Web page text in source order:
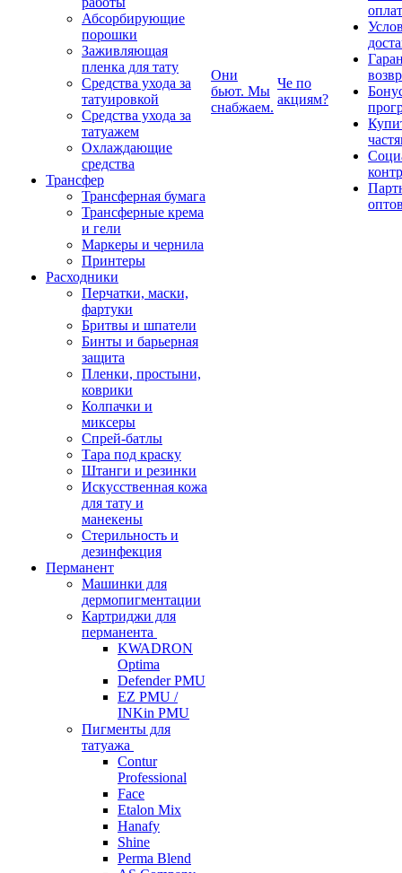
Абсорбирующие
порошки
Заживляющая
пленка для тату
Средства ухода за
татуировкой
Средства ухода за
татуажем
Охлаждающие
средства
Трансфер
Трансферная бумага
Трансферные крема
и гели
Маркеры и чернила
Принтеры
Расходники
Перчатки, маски,
фартуки
Бритвы и шпатели
Бинты и барьерная
защита
Пленки, простыни,
коврики
Колпачки и
миксеры
Спрей-батлы
Тара под краску
Штанги и резинки
Искусственная кожа
для тату и
манекены
Стерильность и
дезинфекция
Перманент
Машинки для
дермопигментации
Картриджи для
перманента
KWADRON
Optima
Defender PMU
EZ PMU /
INKin PMU
Пигменты для
татуажа
Contur
Professional
Face
Etalon Mix
Hanafy
Shine
Perma Blend
Они
бьют. Мы
снабжаем.
Че по
акциям?